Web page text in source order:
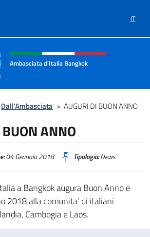
IT
sito, social e menù
Ambasciata d'Italia Bangkok
Dall’Ambasciata > AUGURI DI BUON ANNO
ANNO
04 Gennaio 2018 Tipologia:News
a Bangkok augura Buon Anno e
2018 alla comunita’ di italiani
Cambogia e Laos.